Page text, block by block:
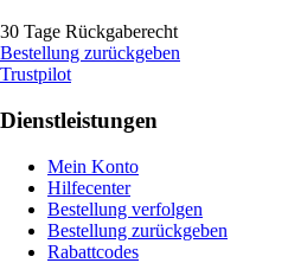
30 Tage Rückgaberecht
Bestellung zurückgeben
Trustpilot
Dienstleistungen
Mein Konto
Hilfecenter
Bestellung verfolgen
Bestellung zurückgeben
Rabattcodes